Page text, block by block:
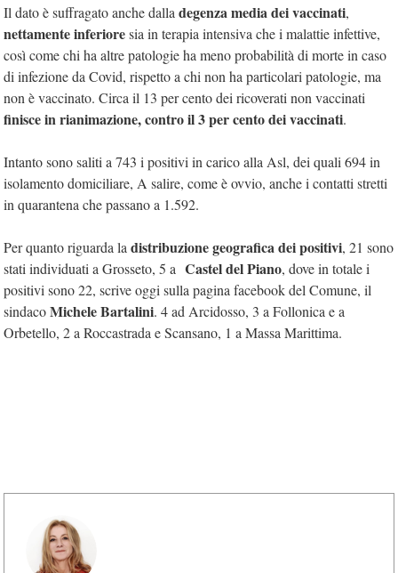
Il dato è suffragato anche dalla degenza media dei vaccinati,
nettamente inferioresia in terapia intensiva che i malattie infettive,
così come chi ha altre patologie ha meno probabilità di morte in caso
di infezione da Covid, rispetto a chi non ha particolari patologie, ma
non è vaccinato. Circa il 13 per cento dei ricoverati non vaccinati
finisce in rianimazione,contro il 3 per cento dei vaccinati.
Intanto sono saliti a 743 i positivi in carico alla Asl, dei quali 694 in
isolamento domiciliare, A salire, come è ovvio, anche i contatti stretti
in quarantena che passano a 1.592.
Per quanto riguarda la distribuzione geografica dei positivi, 21 sono
stati individuati a Grosseto, 5 a Castel del Piano, dove in totale i
positivi sono 22, scrive oggi sulla pagina facebook del Comune, il
sindacoMichele Bartalini. 4 ad Arcidosso, 3 a Follonica e a
Orbetello, 2 a Roccastrada e Scansano, 1 a Massa Marittima.